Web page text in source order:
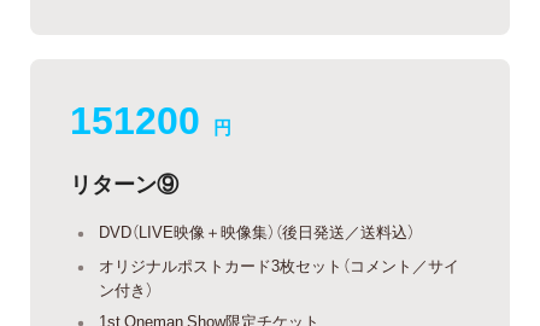
151200 円
リターン⑨
DVD（LIVE映像＋映像集）（後日発送／送料込）
オリジナルポストカード3枚セット（コメント／サイ
ン付き）
1st Oneman Show限定チケット